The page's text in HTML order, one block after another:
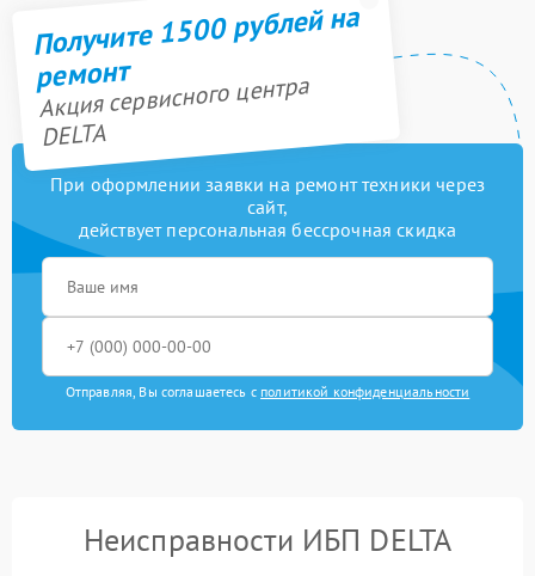
Получите 1500 рублей на
ремонт
Акция сервисного центра
DELTA
При оформлении заявки на ремонт техники через
сайт,
действует персональная бессрочная скидка
Отправляя, Вы соглашаетесь с политикой конфиденциальности
Неисправности ИБП DELTA